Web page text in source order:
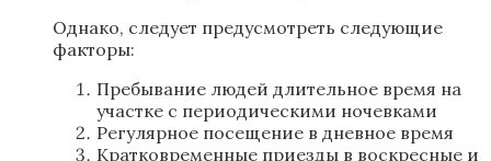
Однако, следует предусмотреть следующие
факторы:
Пребывание людей длительное время на
участке с периодическими ночевками
Регулярное посещение в дневное время
Кратковременные приезды в воскресные и